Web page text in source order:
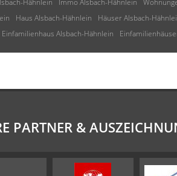
Hähnlein Immo Alsbach-Hähnlein
Haus Alsbach-Hähnlein Häuser Alsbach-
Einfamilienhaus Alsbach-Hähnlein
PARTNER &